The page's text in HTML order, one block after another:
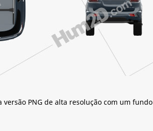
PNG de alta resolução com um fundo